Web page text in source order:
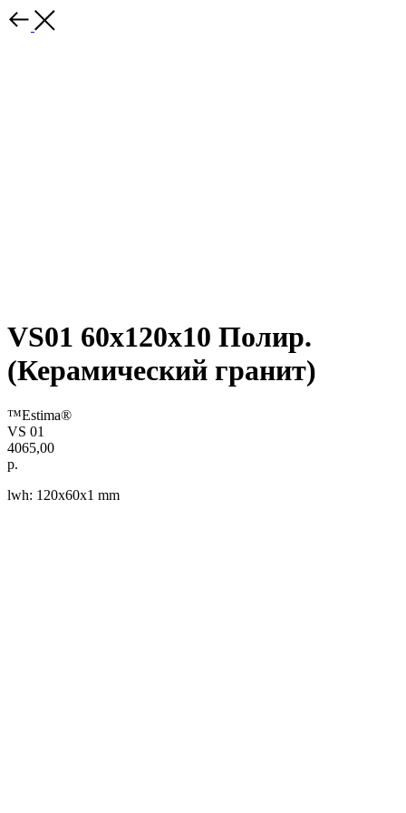
VS01 60x120x10 Полир.
(Керамический гранит)
™Estima®
VS 01
4065,00
р.
lwh: 120x60x1 mm